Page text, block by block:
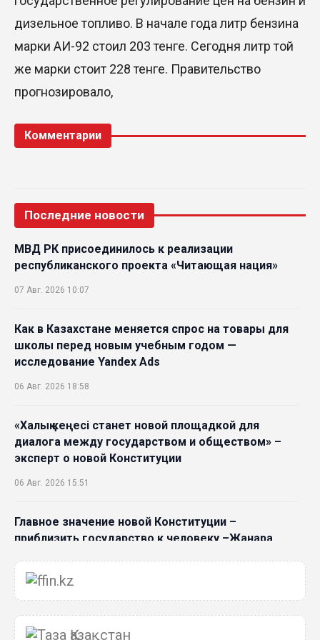
дизельное топливо. В начале года литр бензина
марки АИ-92 стоил 203 тенге. Сегодня литр той
же марки стоит 228 тенге. Правительство
прогнозировало,
Комментарии
Последние новости
МВД РК присоединилось к реализации
республиканского проекта «Читающая нация»
07 Авг. 2026 10:07
Как в Казахстане меняется спрос на товары для
школы перед новым учебным годом —
исследование Yandex Ads
06 Авг. 2026 18:58
«Халық кеңесі станет новой площадкой для
диалога между государством и обществом» –
эксперт о новой Конституции
06 Авг. 2026 15:51
Главное значение новой Конституции –
приблизить государство к человеку –Жанара
05 Авг. 2026 16:08
Общественные наблюдатели «ДАУЫС»
рассказали о подготовке за выборами в